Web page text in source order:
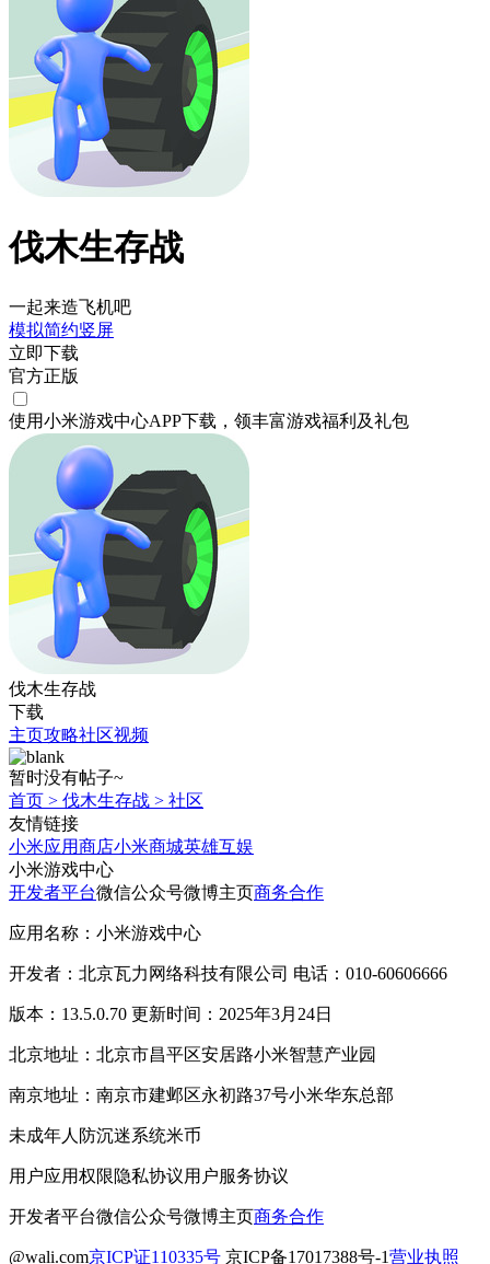
伐木生存战
一起来造飞机吧
模拟简约竖屏
立即下载
官方正版
使用小米游戏中心APP下载 ，领丰富游戏福利 及礼包
伐木生存战
下载
主页攻略社区视频
暂时没有帖子~
首页 > 伐木生存战 > 社区
友情链接
小米应用商店小米商城英雄互娱
小米游戏中心
开发者平台微信公众号微博主页商务合作
应用名称：小米游戏中心
开发者：北京瓦力网络科技有限公司 电话：010-60606666
版本：13.5.0.70 更新时间：2025年3月24日
北京地址：北京市昌平区安居路小米智慧产业园
南京地址：南京市建邺区永初路37号小米华东总部
未成年人防沉迷系统米币
用户应用权限隐私协议用户服务协议
开发者平台微信公众号微博主页商务合作
@wali.com京ICP证110335号 京ICP备17017388号-1营业执照